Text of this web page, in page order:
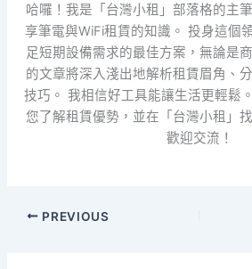
哈囉！我是「台灣小租」部落格的主
享筆電與WiFi租賃的知識。 投身這個
足短期設備需求的最佳方案，無論是
的文章將深入淺出地解析租賃眉角、
技巧。 我相信好工具能讓生活更輕鬆
您了解租賃優勢，並在「台灣小租」
歡迎交流！
PREVIOUS